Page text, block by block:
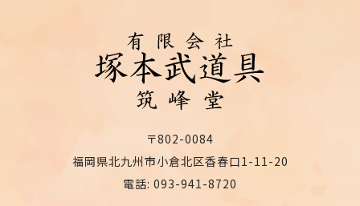
〒802-0084
福岡県北九州市小倉北区香春口1-11-20
電話: 093-941-8720